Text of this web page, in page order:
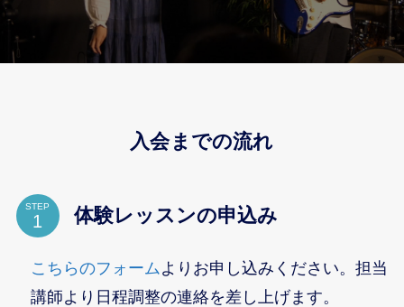
入会までの流れ
STEP 体験レッスンの申込み
こちらのフォームよりお申し込みください。担当
講師より日程調整の連絡を差し上げます。